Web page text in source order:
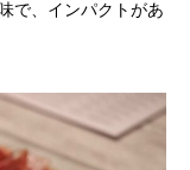
で、インパクトがあ